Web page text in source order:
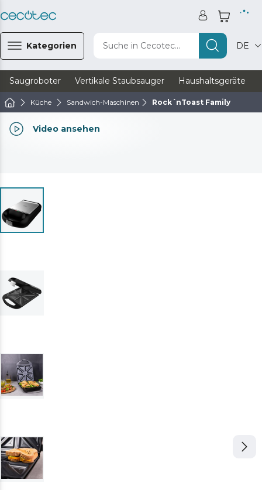
Kategorien Suche in Cecotec... DE
Saugroboter Vertikale Staubsauger Haushaltsgeräte
Küche Sandwich-Maschinen Rock´nToast Family
Video ansehen